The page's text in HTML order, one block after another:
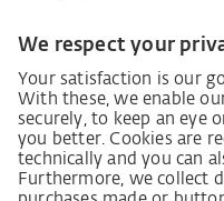
Lieferantenkodex
LkSG-Merkblatt für
Grundsatzerklärung
Beschwerdeverfahren